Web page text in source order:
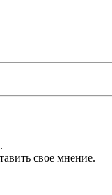
свое мнение.